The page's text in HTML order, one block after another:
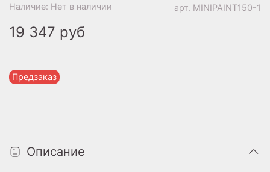
арт. MINIPAINT150-1
Наличие: Нет в наличии
Предзаказ
19 347 руб
Описание